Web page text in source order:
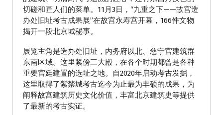
切磋和匠人们的菜单。11月3日，“九重之下——故宫造
办处旧址考古成果展”在故宫永寿宫开幕，166件文物
揭开一段北京城秘事。
展览主角是造办处旧址，内务府以北、慈宁宫建筑群
东南区域。这里紧傍三大殿，在各个时期都曾是各种
重要宫廷建置的选址之地。自2020年启动考古发掘，
这里取得了紫禁城考古迄今为止最为丰硕的成果，为
阐释故宫建筑历史文化价值，丰富北京建筑史等提供
了最新的考古实证。